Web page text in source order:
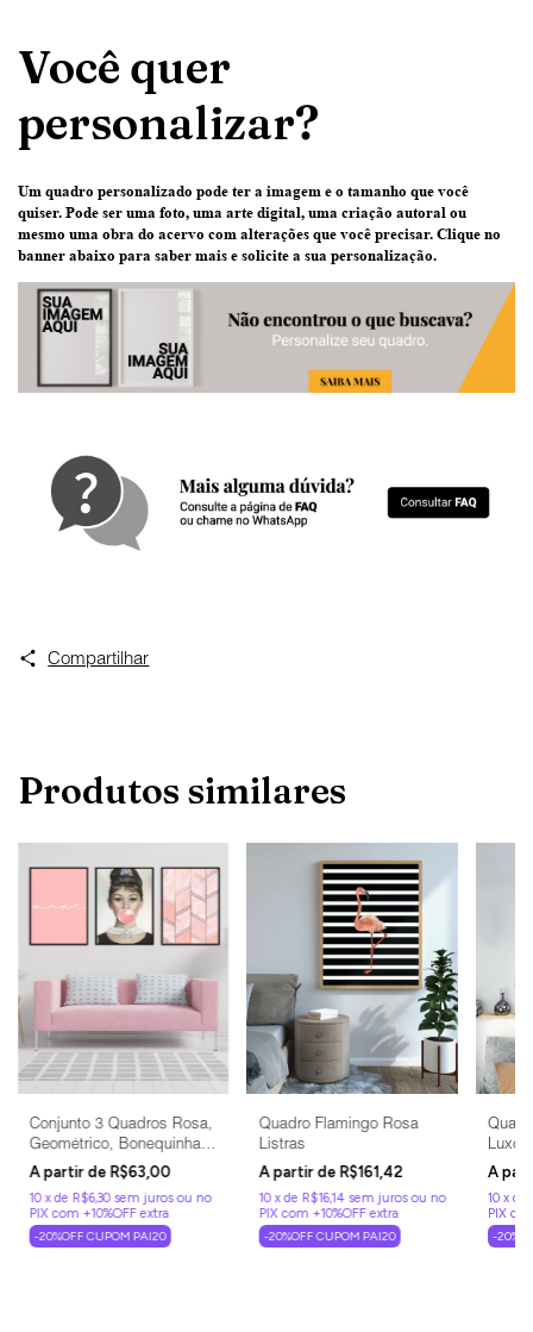
Você quer
personalizar?
Um quadro personalizado pode ter a imagem e o tamanho que você
quiser. Pode ser uma foto, uma arte digital, uma criação autoral ou
mesmo uma obra do acervo com alterações que você precisar. Clique no
banner abaixo para saber mais e solicite a sua personalização.
Compartilhar
Produtos similares
Conjunto 3 Quadros Rosa,
Geométrico, Bonequinha
de Luxo
R$63,00
10 xde R$6,30 sem juros
-20%OFF CUPOM PAI20
Quadro Flamingo Rosa
Listras
R$161,42
10 xde R$16,14 sem juros
-20%OFF CUPOM PAI20
Luxo
10 x de
-